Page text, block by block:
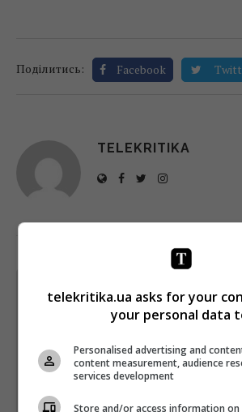
Поділитись: Facebook
TELEKRITIKA
Щотижневий лист з
Пишемо з любов'ю
!
*
telekritika.ua asks for your
your personal data
Personalised advertising and
content measurement, audience
services development
Store and/or access information on